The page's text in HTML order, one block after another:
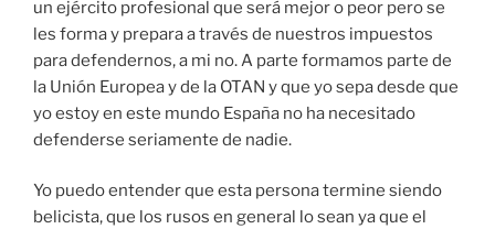
un ejército profesional que será mejor o peor pero se
les forma y prepara a través de nuestros impuestos
para defendernos, a mi no. A parte formamos parte de
la Unión Europea y de la OTAN y que yo sepa desde que
yo estoy en este mundo España no ha necesitado
defenderse seriamente de nadie.
Yo puedo entender que esta persona termine siendo
belicista, que los rusos en general lo sean ya que el